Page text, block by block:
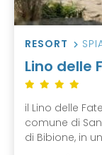
RESORT
Lino delle
il Lino delle
comune di
di Bibione, in